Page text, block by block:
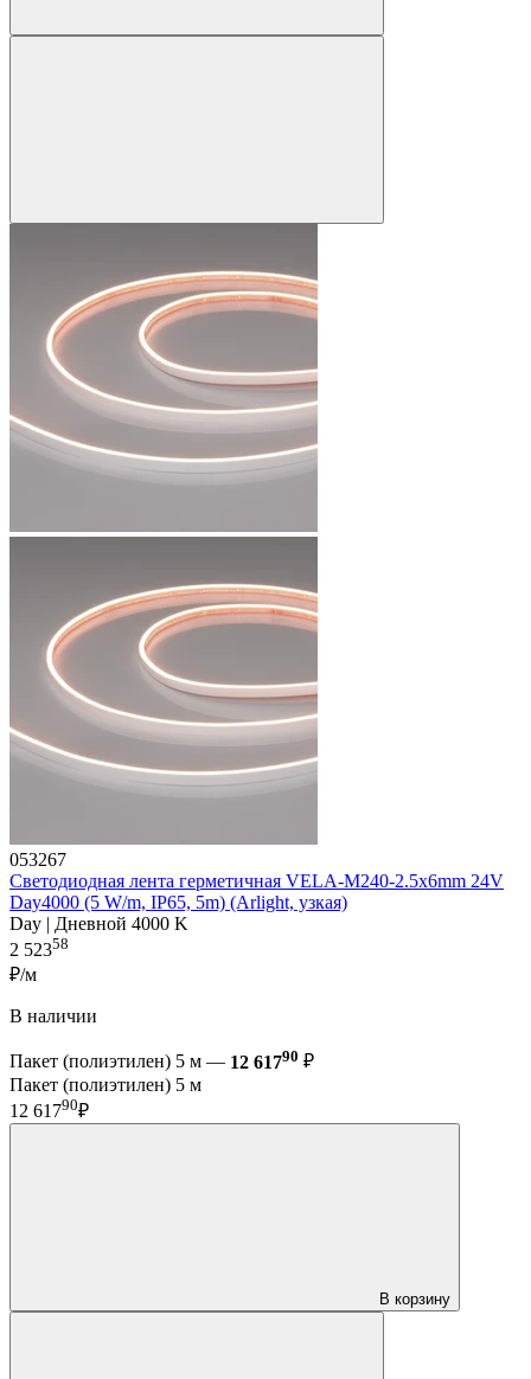
053267
Светодиодная лента герметичная VELA-M240-2.5x6mm 24V
Day4000 (5 W/m, IP65, 5m) (Arlight, узкая)
Day | Дневной 4000 K
2 52358
₽/м
В наличии
Пакет (полиэтилен) 5 м — 12 61790 ₽
Пакет (полиэтилен) 5 м
12 61790₽
В корзину